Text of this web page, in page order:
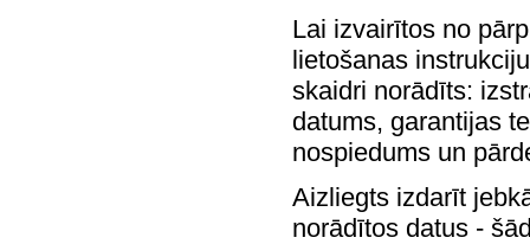
Lai izvairītos no
lietošanas
skaidri norādīts:
datums, garantijas
nospiedums un
Aizliegts izdarīt
norādītos datus -